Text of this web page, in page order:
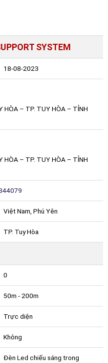
SYSTEM
18-08-2023
HÒA – TP. TUY HÒA – TỈNH
HÒA – TP. TUY HÒA – TỈNH
Việt Nam, Phú Yên
TP. Tuy Hòa
0
50m - 200m
Trực diện
Không
Đèn Led chiếu sáng trong